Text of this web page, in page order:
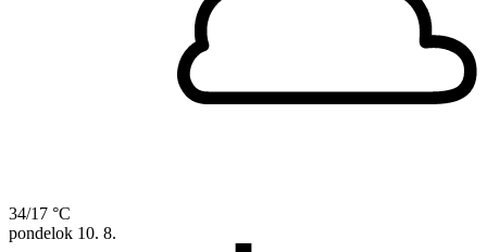
34/17 °C
pondelok 10. 8.